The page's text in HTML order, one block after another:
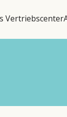
Vertriebscenter